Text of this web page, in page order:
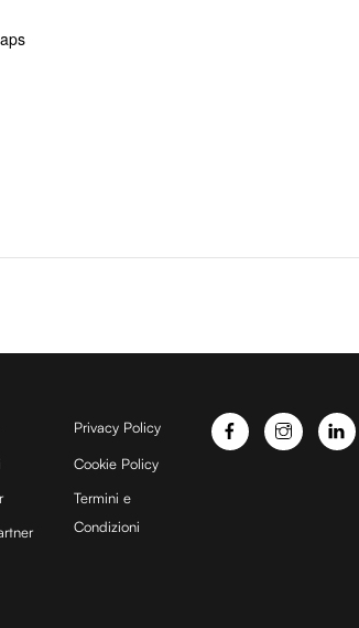
Privacy Policy
Cookie Policy
Termini e
Condizioni